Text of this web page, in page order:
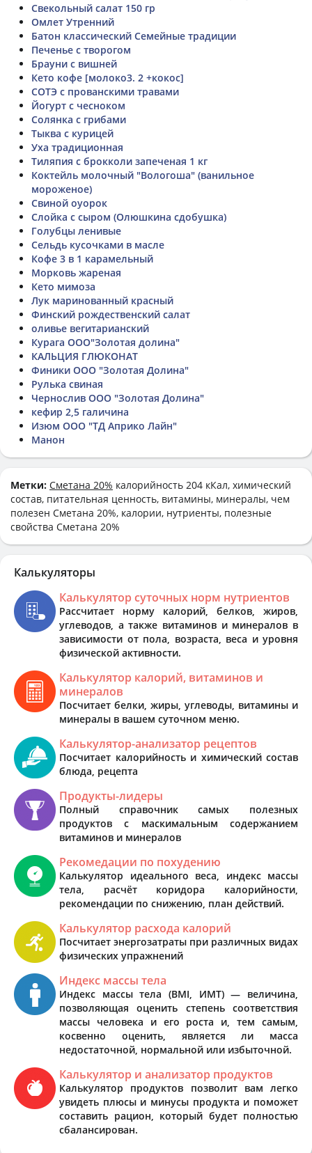
Свекольный салат 150 гр
Омлет Утренний
Батон классический Семейные традиции
Печенье с творогом
Брауни с вишней
Кето кофе [молоко3. 2 +кокос]
СОТЭ с прованскими травами
Йогурт с чесноком
Солянка с грибами
Тыква с курицей
Уха традиционная
Тиляпия с брокколи запеченая 1 кг
Коктейль молочный "Вологоша" (ванильное
мороженое)
Свиной оуорок
Слойка с сыром (Олюшкина сдобушка)
Голубцы ленивые
Сельдь кусочками в масле
Кофе 3 в 1 карамельный
Морковь жареная
Кето мимоза
Лук маринованный красный
Финский рождественский салат
оливье вегитарианский
Курага ООО"Золотая долина"
КАЛЬЦИЯ ГЛЮКОНАТ
Финики ООО "Золотая Долина"
Рулька свиная
Чернослив ООО "Золотая Долина"
кефир 2,5 галичина
Изюм ООО "ТД Априко Лайн"
Манон
Метки: Сметана 20% калорийность 204 кКал, химический
состав, питательная ценность, витамины, минералы, чем
полезен Сметана 20%, калории, нутриенты, полезные
свойства Сметана 20%
Калькуляторы
Калькулятор суточных норм нутриентов
Рассчитает норму калорий, белков, жиров,
углеводов, а также витаминов и минералов в
зависимости от пола, возраста, веса и уровня
физической активности.
Калькулятор калорий, витаминов и
минералов
Посчитает белки, жиры, углеводы, витамины и
минералы в вашем суточном меню.
Калькулятор-анализатор рецептов
Посчитает калорийность и химический состав
блюда, рецепта
Продукты-лидеры
Полный справочник самых полезных
продуктов с маскимальным содержанием
витаминов и минералов
Рекомедации по похудению
Калькулятор идеального веса, индекс массы
тела, расчёт коридора калорийности,
рекомендации по снижению, план действий.
Калькулятор расхода калорий
Посчитает энергозатраты при различных видах
физических упражнений
Индекс массы тела
Индекс массы тела (BMI, ИМТ) — величина,
позволяющая оценить степень соответствия
массы человека и его роста и, тем самым,
косвенно оценить, является ли масса
недостаточной, нормальной или избыточной.
Калькулятор и анализатор продуктов
Калькулятор продуктов позволит вам легко
увидеть плюсы и минусы продукта и поможет
составить рацион, который будет полностью
сбалансирован.